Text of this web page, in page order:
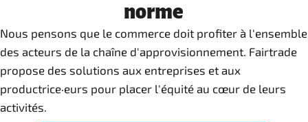
norme
Nous pensons que le commerce doit profiter à l'ensemble
des acteurs de la chaîne d'approvisionnement. Fairtrade
propose des solutions aux entreprises et aux
productrice·eurs pour placer l'équité au cœur de leurs
activités.